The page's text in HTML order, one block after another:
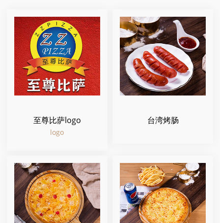
至尊比萨logo
logo
台湾烤肠